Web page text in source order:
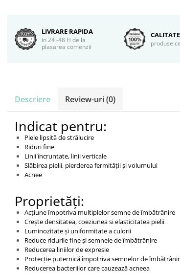
LIVRARE RAPIDA
in 24 -48 H de la
plasarea comenzii
produse
Descriere Review-uri(0)
Indicat pentru:
Piele lipsită de strălucire
Riduri fine
Linii încruntate, linii verticale
Slăbirea pielii, pierderea fermității și volumului
Acnee
Proprietăți:
Acțiune împotriva multiplelor semne de îmbătrânire
Crește densitatea, coeziunea si elasticitatea pielii
Luminozitate și uniformitate a culorii
Reduce ridurile fine și semnele de îmbătrânire
Reducerea liniilor de expresie
Protecție puternică împotriva semnelor de
Reducerea bacteriilor care cauzează acneea